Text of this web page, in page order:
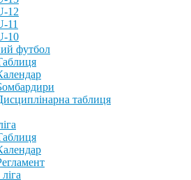
12
11
10
футбол
таблиця